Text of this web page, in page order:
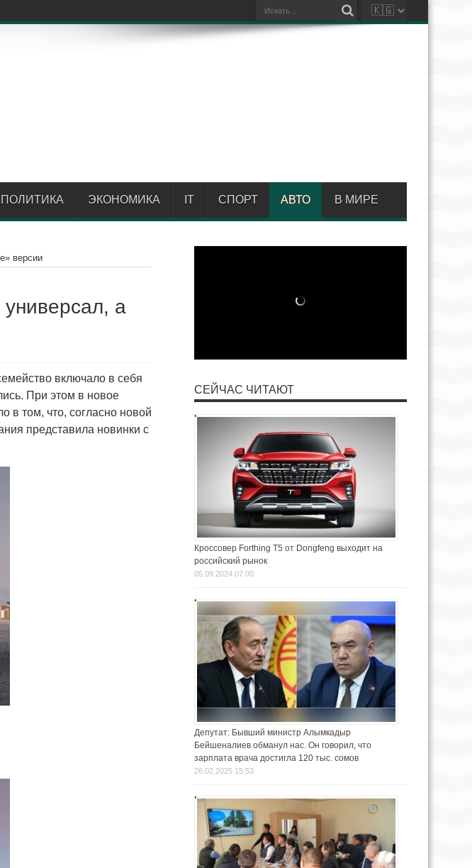
ПОЛИТИКА ЭКОНОМИКА IT СПОРТ АВТО В МИРЕ
версии
а
включало в себя
При этом в новое
в том, что, согласно новой
представила новинки с
СЕЙЧАС ЧИТАЮТ
Кроссовер Forthing T5 от Dongfeng выходит на
российский рынок
05.09.2024 07:00
Депутат: Бывший министр Алымкадыр
Бейшеналиев обманул нас. Он говорил, что
зарплата врача достигла 120 тыс. сомов
26.02.2025 15:53